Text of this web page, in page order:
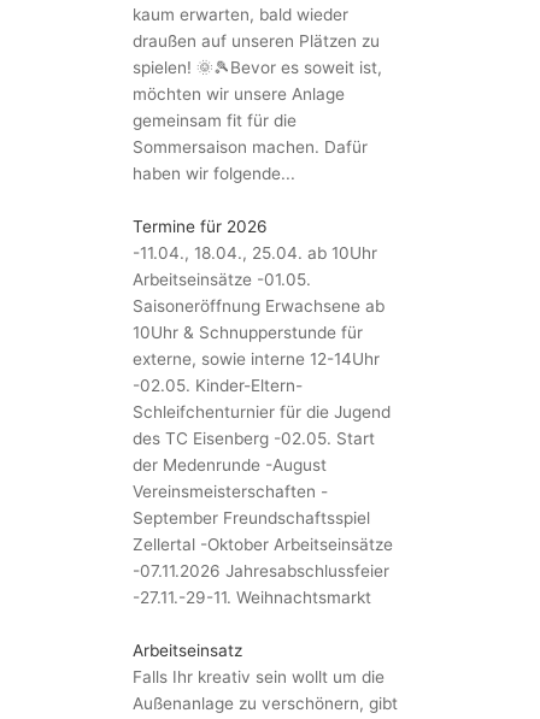
kaum erwarten, bald wieder
draußen auf unseren Plätzen zu
spielen! 🌞🎾Bevor es soweit ist,
möchten wir unsere Anlage
gemeinsam fit für die
Sommersaison machen. Dafür
haben wir folgende...
Termine für 2026
-11.04., 18.04., 25.04. ab 10Uhr
Arbeitseinsätze -01.05.
Saisoneröffnung Erwachsene ab
10Uhr & Schnupperstunde für
externe, sowie interne 12-14Uhr
-02.05. Kinder-Eltern-
Schleifchenturnier für die Jugend
des TC Eisenberg -02.05. Start
der Medenrunde -August
Vereinsmeisterschaften -
September Freundschaftsspiel
Zellertal -Oktober Arbeitseinsätze
-07.11.2026 Jahresabschlussfeier
-27.11.-29-11. Weihnachtsmarkt
Arbeitseinsatz
Falls Ihr kreativ sein wollt um die
Außenanlage zu verschönern, gibt